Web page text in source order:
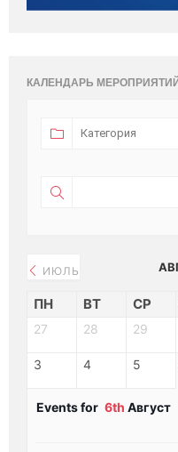
КАЛЕНДАРЬ
ИЮЛЬ
ПН ВТ СР
27 28 29
3 4 5
Events for 6th Август